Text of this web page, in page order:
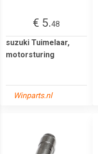
€ 5.48
suzuki Tuimelaar,
motorsturing
Winparts.nl